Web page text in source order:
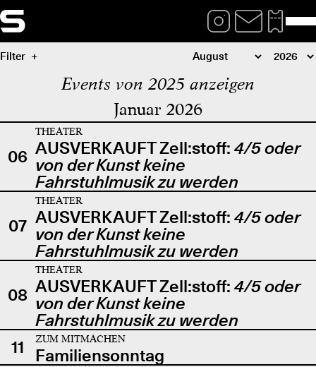
Filter
Events von 2025 anzeigen
Januar 2026
06
THEATER
AUSVERKAUFT Zell:stoff: 4/5 oder
von der Kunst keine
Fahrstuhlmusik zu werden
07
THEATER
AUSVERKAUFT Zell:stoff: 4/5 oder
von der Kunst keine
Fahrstuhlmusik zu werden
08
THEATER
AUSVERKAUFT Zell:stoff: 4/5 oder
von der Kunst keine
Fahrstuhlmusik zu werden
11
ZUM MITMACHEN
Familiensonntag